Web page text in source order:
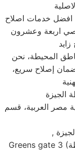
خدمات اصلاح
اقصي اربعة وعشرون
المحيطة، نحن
إصلاح سريع،
الجيزة
مصر العربية، قسم
,
Greens gate 3 (